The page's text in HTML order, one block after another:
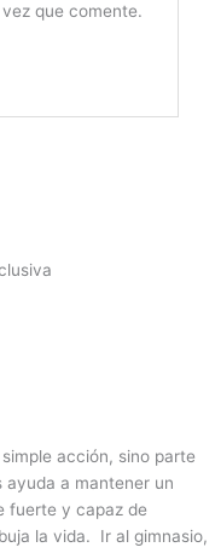
que comente.
acción, sino parte
ayuda a mantener un
fuerte y capaz de
la vida. Ir al gimnasio,